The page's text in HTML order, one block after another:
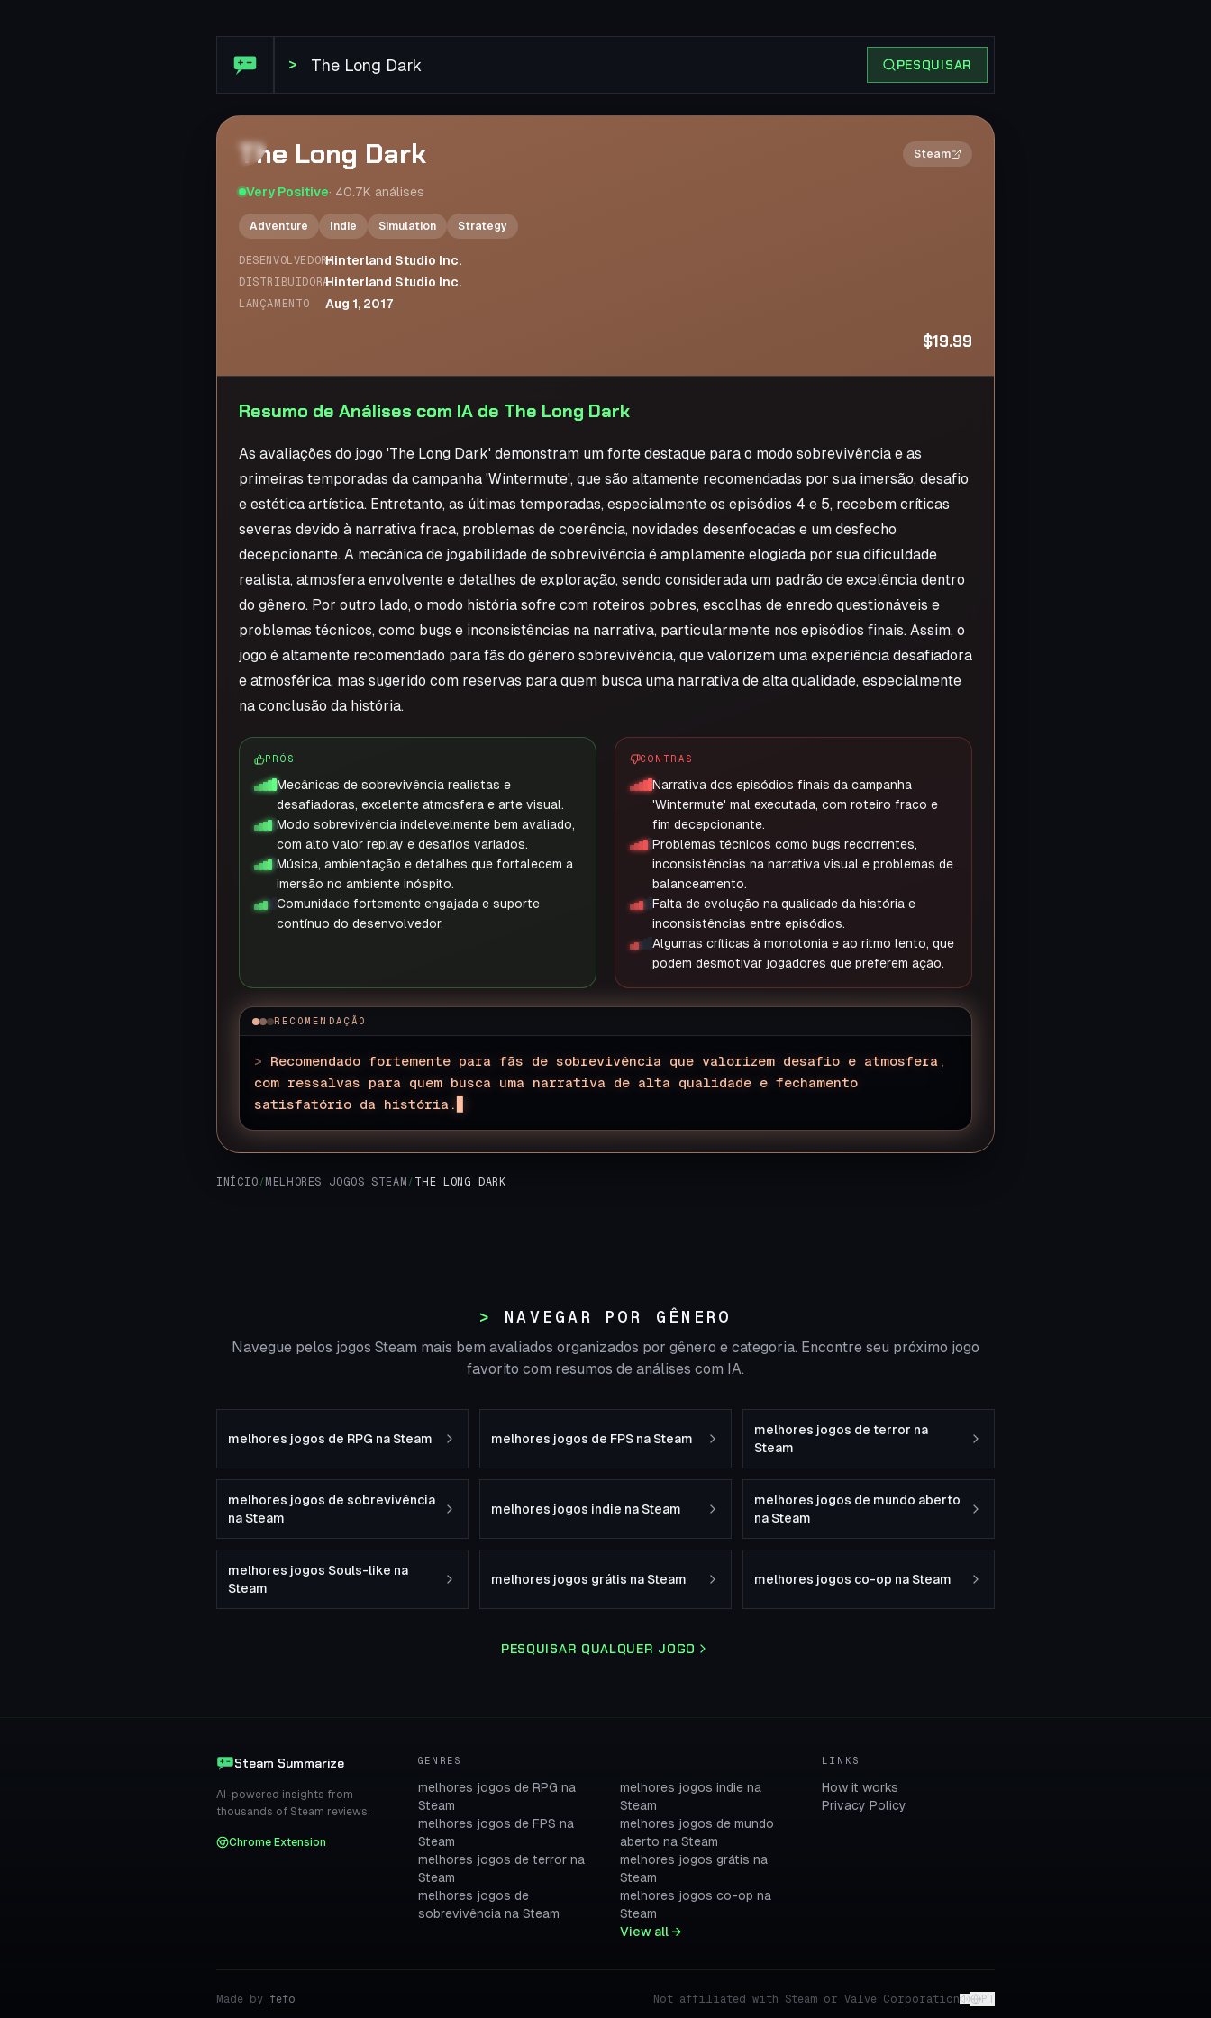
> PESQUISAR
2×
The Long Dark Steam
Very Positive· 40.7K análises
Adventure Indie Simulation Strategy
DESENVOLVEDORAHinterland Studio Inc.
DISTRIBUIDORAHinterland Studio Inc.
LANÇAMENTO Aug 1, 2017
$19.99
Resumo de Análises com IA de The Long Dark
As avaliações do jogo 'The Long Dark' demonstram um forte destaque para o modo sobrevivência e as
primeiras temporadas da campanha 'Wintermute', que são altamente recomendadas por sua imersão, desafio
e estética artística. Entretanto, as últimas temporadas, especialmente os episódios 4 e 5, recebem críticas
severas devido à narrativa fraca, problemas de coerência, novidades desenfocadas e um desfecho
decepcionante. A mecânica de jogabilidade de sobrevivência é amplamente elogiada por sua dificuldade
realista, atmosfera envolvente e detalhes de exploração, sendo considerada um padrão de excelência dentro
do gênero. Por outro lado, o modo história sofre com roteiros pobres, escolhas de enredo questionáveis e
problemas técnicos, como bugs e inconsistências na narrativa, particularmente nos episódios finais. Assim, o
jogo é altamente recomendado para fãs do gênero sobrevivência, que valorizem uma experiência desafiadora
e atmosférica, mas sugerido com reservas para quem busca uma narrativa de alta qualidade, especialmente
na conclusão da história.
PRÓS
Mecânicas de sobrevivência realistas e
desafiadoras, excelente atmosfera e arte visual.
Modo sobrevivência indelevelmente bem avaliado,
com alto valor replay e desafios variados.
Música, ambientação e detalhes que fortalecem a
imersão no ambiente inóspito.
Comunidade fortemente engajada e suporte
contínuo do desenvolvedor.
CONTRAS
Narrativa dos episódios finais da campanha
'Wintermute' mal executada, com roteiro fraco e
fim decepcionante.
Problemas técnicos como bugs recorrentes,
inconsistências na narrativa visual e problemas de
balanceamento.
Falta de evolução na qualidade da história e
inconsistências entre episódios.
Algumas críticas à monotonia e ao ritmo lento, que
podem desmotivar jogadores que preferem ação.
RECOMENDAÇÃO
> Recomendado fortemente para fãs de sobrevivência que valorizem desafio e atmosfera,
com ressalvas para quem busca uma narrativa de alta qualidade e fechamento
satisfatório da história.
INÍCIO / MELHORES JOGOS STEAM / THE LONG DARK
NAVEGAR POR GÊNERO
Navegue pelos jogos Steam mais bem avaliados organizados por gênero e categoria. Encontre seu próximo jogo
favorito com resumos de análises com IA.
melhores jogos de RPG na Steam melhores jogos de FPS na Steam
melhores jogos de terror na
Steam
melhores jogos de sobrevivência
na Steam
melhores jogos indie na Steam
melhores jogos de mundo aberto
na Steam
melhores jogos Souls-like na
Steam
melhores jogos grátis na Steam melhores jogos co-op na Steam
PESQUISAR QUALQUER JOGO
Steam Summarize
AI-powered insights from
thousands of Steam reviews.
Chrome Extension
GENRES
melhores jogos de RPG na
Steam
melhores jogos de FPS na
Steam
melhores jogos de terror na
Steam
melhores jogos de
sobrevivência na Steam
melhores jogos indie na
Steam
melhores jogos de mundo
aberto na Steam
melhores jogos grátis na
Steam
melhores jogos co-op na
Steam
View all →
LINKS
How it works
Privacy Policy
Made by fefo Not affiliated with Steam or Valve Corporation PT